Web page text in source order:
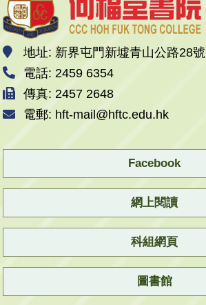
地址: 新界屯門新墟青山公路28號
電話: 2459 6354
傳真: 2457 2648
電郵: hft-mail@hftc.edu.hk
Facebook
網上閱讀
科組網頁
圖書館